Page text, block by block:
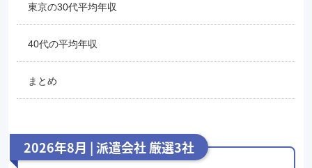
東京の30代平均年収
40代の平均年収
まとめ
2026年8月 | 派遣会社 厳選3社